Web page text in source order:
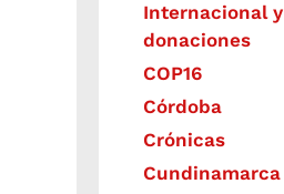
Internacional y
donaciones
COP16
Córdoba
Crónicas
Cundinamarca